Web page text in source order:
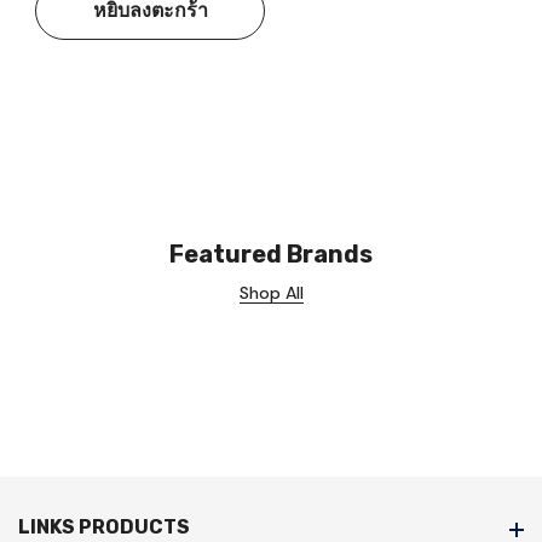
หยิบลงตะกร้า
Featured Brands
Shop All
LINKS PRODUCTS